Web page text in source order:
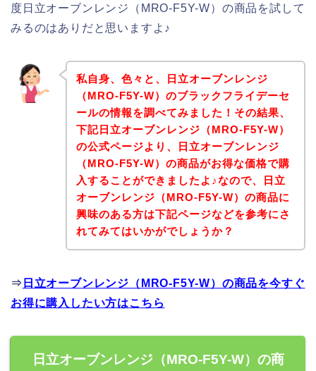
度日立オーブンレンジ（MRO-F5Y-W）の商品を試して
みるのはありだと思いますよ♪
私自身、色々と、日立オーブンレンジ
（MRO-F5Y-W）のブラックフライデーセ
ールの情報を調べてみました！その結果、
下記日立オーブンレンジ（MRO-F5Y-W）
の公式ページより、日立オーブンレンジ
（MRO-F5Y-W）の商品がお得な価格で購
入することができましたよ♪なので、日立
オーブンレンジ（MRO-F5Y-W）の商品に
興味のある方は下記ページなどを参考にさ
れてみてはいかがでしょうか？
⇒ 日立オーブンレンジ（MRO-F5Y-W）の商品を今すぐ
お得に購入したい方はこちら
日立オーブンレンジ（MRO-F5Y-W）の商